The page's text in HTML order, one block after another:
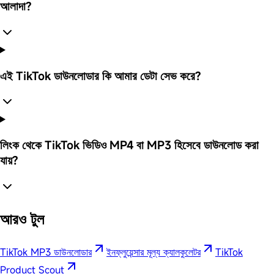
আলাদা?
এই TikTok ডাউনলোডার কি আমার ডেটা সেভ করে?
লিংক থেকে TikTok ভিডিও MP4 বা MP3 হিসেবে ডাউনলোড করা
যায়?
আরও টুল
TikTok MP3 ডাউনলোডার ইনফ্লুয়েন্সার মূল্য ক্যালকুলেটর
TikTok
Product Scout